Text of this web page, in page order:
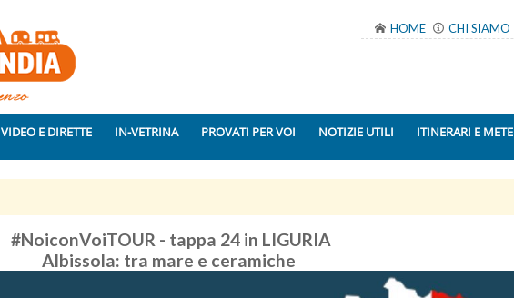
HOME CHI SIAMO
VIDEO E DIRETTE IN-VETRINA PROVATI PER VOI NOTIZIE UTILI ITINERARI E METE
#NoiconVoiTOUR - tappa 24 in LIGURIA
Albissola: tra mare e ceramiche